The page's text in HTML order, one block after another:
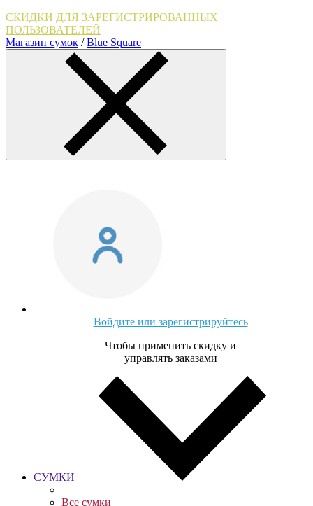
СКИДКИ ДЛЯ ЗАРЕГИСТРИРОВАННЫХ
ПОЛЬЗОВАТЕЛЕЙ
Магазин сумок /Blue Square
Войдите или зарегистрируйтесь
Чтобы применить скидку и
управлять заказами
СУМКИ
Все сумки